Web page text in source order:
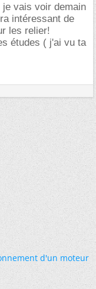
vais voir demain
intéressant de
les relier!
études ( j'ai vu ta
d'un moteur